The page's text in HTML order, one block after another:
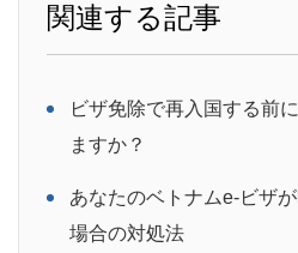
関連する記事
ビザ免除で再入国する前
ますか？
あなたのベトナムe-ビザ
場合の対処法